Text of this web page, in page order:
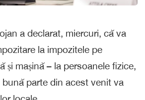
a declarat, miercuri, că va
la impozitele pe
și mașină – la persoanele fizice,
parte din acest venit va